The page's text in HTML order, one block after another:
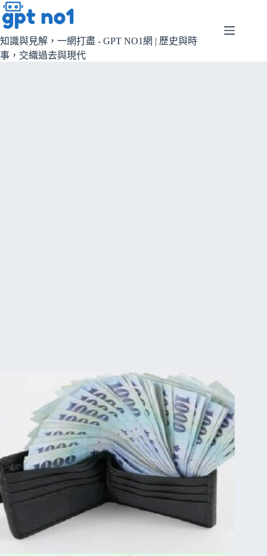
跳
至
主
要
知識與見解，一網打盡 - GPT NO1網 | 歷史與時
事，交織過去與現代